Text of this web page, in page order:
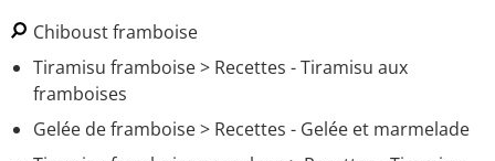
Chiboust framboise
Tiramisu framboise> Recettes - Tiramisu aux
framboises
Gelée de framboise> Recettes - Gelée et marmelade